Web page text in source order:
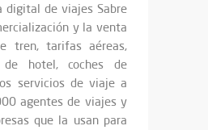
digital de viajes Sabre
y la venta
tren, tarifas aéreas,
de hotel, coches de
servicios de viaje a
agentes de viajes y
que la usan para